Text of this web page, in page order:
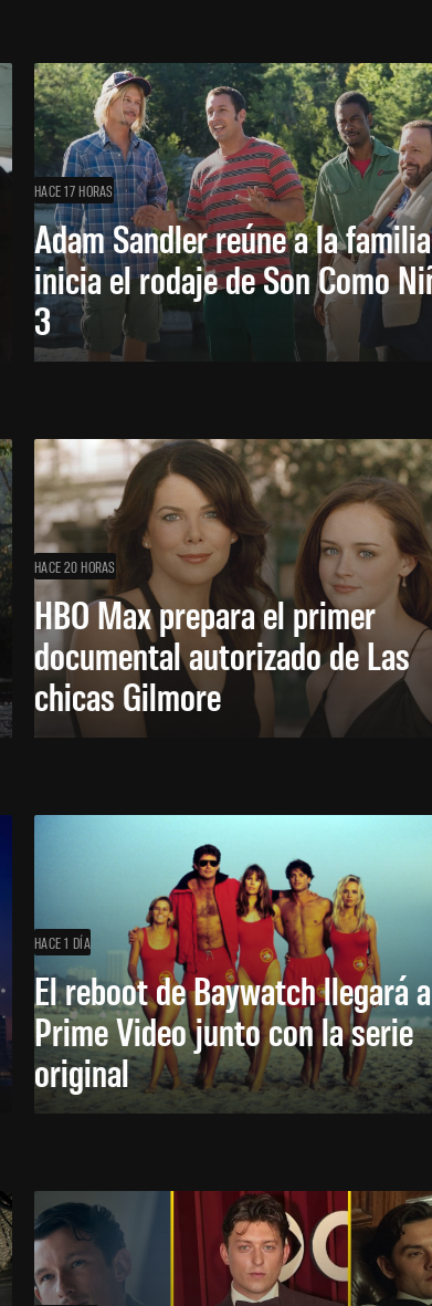
HACE 17 HORAS
Adam Sandler reúne a la
inicia el rodaje de Son Como
3
HACE 20 HORAS
HBO Max prepara el primer
documental autorizado de Las
chicas Gilmore
HACE 1 DÍA
El reboot de Baywatch llegará a
Prime Video junto con la serie
original